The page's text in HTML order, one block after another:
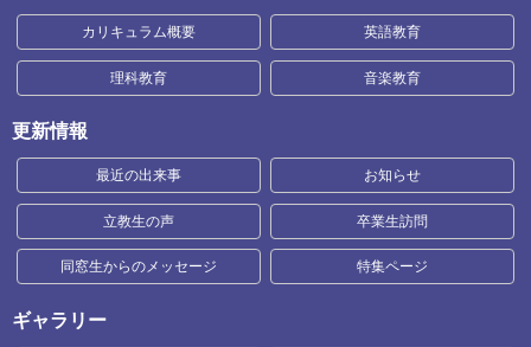
カリキュラム概要 英語教育
理科教育 音楽教育
更新情報
最近の出来事 お知らせ
立教生の声 卒業生訪問
同窓生からのメッセージ 特集ページ
ギャラリー